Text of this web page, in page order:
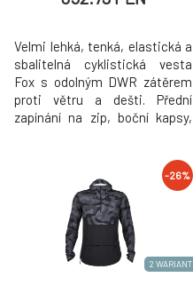
Velmi lehká, tenká, elastická a
sbalitelná cyklistická vesta
Fox s odolným DWR zátěrem
proti větru a dešti. Přední
zapínání na zip, boční kapsy,
pasuje do většiny zadních
kapses cyklo dresů. Složení
materiálu: 88% polyester, 12%
2 WARIANT
-26%